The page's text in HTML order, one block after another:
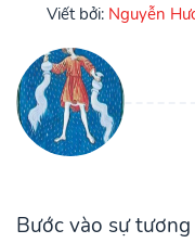
Viết bởi: Nguyễn
Bước vào sự